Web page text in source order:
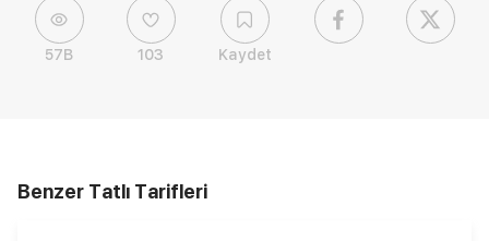
57B 103 Kaydet
Benzer Tatlı Tarifleri